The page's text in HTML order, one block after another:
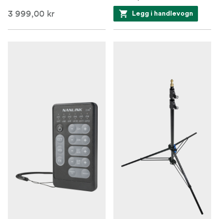
Welding.
Forhåndsinstallert softbox: Klar til bruk med
Eggcrate Attachment: Festes enkelt rundt
softboxen med en elastisk stropp, noe som gir mer
bekvemmelighet sammenlignet med tradisjonelle
festemetoder.
Armaturet er laget av aluminiumslegering av høy
kvalitet, noe som sikrer utmerket holdbarhet og
varmespredning gjennom en kjøleribbe med flere
3 999,00 kr Legg i handlevogn